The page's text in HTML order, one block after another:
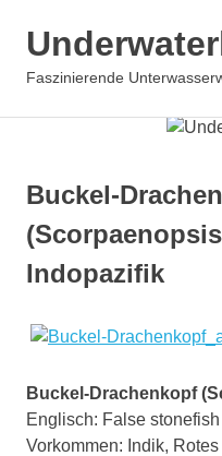
Faszinierende
Buckel-
Indopazifik
Buckel-Drachenkopf
Englisch: False stonefish
Vorkommen: Indik,